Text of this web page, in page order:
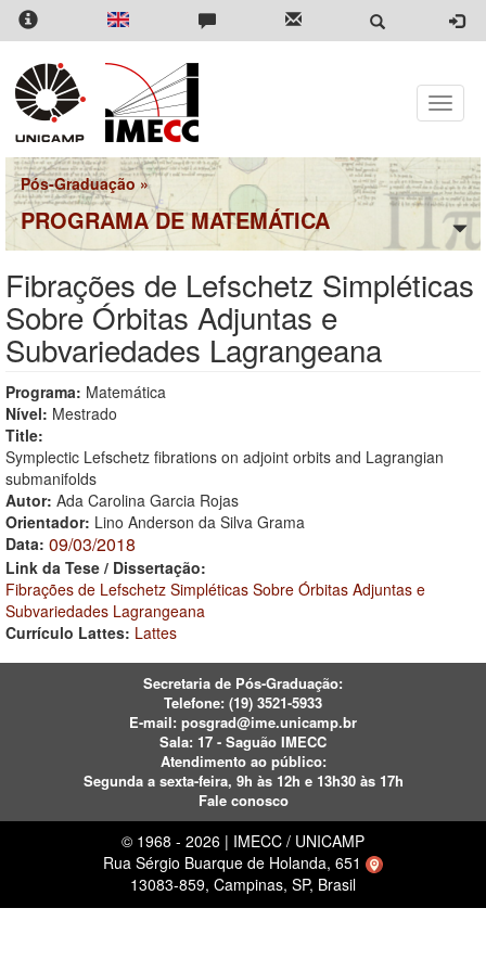
Pular
para
conteúdo
principal
Toggle
Pós-Graduação »
PROGRAMA DE MATEMÁTICA
Fibrações de Lefschetz Simpléticas
Sobre Órbitas Adjuntas e
Subvariedades Lagrangeana
Programa: Matemática
Nível: Mestrado
Title:
Symplectic Lefschetz fibrations on adjoint orbits and Lagrangian
submanifolds
Autor: Ada Carolina Garcia Rojas
Orientador: Lino Anderson da Silva Grama
Data: 09/03/2018
Link da Tese / Dissertação:
Fibrações de Lefschetz Simpléticas Sobre Órbitas Adjuntas e
Subvariedades Lagrangeana
Currículo Lattes: Lattes
Secretaria de Pós-Graduação:
Telefone: (19) 3521-5933
E-mail: posgrad@ime.unicamp.br
Sala: 17 - Saguão IMECC
Atendimento ao público:
Segunda a sexta-feira, 9h às 12h e 13h30 às 17h
Fale conosco
© 1968 - 2026 | IMECC / UNICAMP
Rua Sérgio Buarque de Holanda, 651
13083-859, Campinas, SP, Brasil